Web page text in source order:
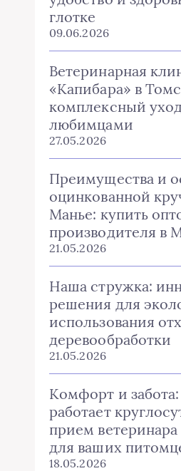
глотке
09.06.2026
Ветеринарная
«Капибара» в
комплексный
любимцами
27.05.2026
Преимущества и
оцинкованной
Манье: купить
производителя в
21.05.2026
Наша стружка:
решения для
использования
деревообработки
21.05.2026
Комфорт и забота:
работает
прием
для ваших
18.05.2026